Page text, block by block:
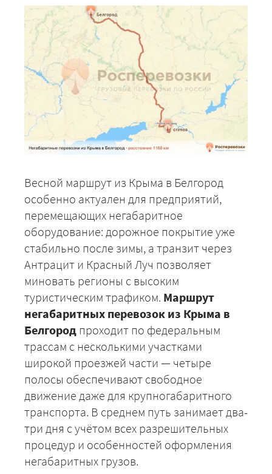
Весной маршрут из Крыма в Белгород
особенно актуален для предприятий,
перемещающих негабаритное
оборудование: дорожное покрытие уже
стабильно после зимы, а транзит через
Антрацит и Красный Луч позволяет
миновать регионы с высоким
туристическим трафиком. Маршрут
негабаритных перевозок из Крыма в
Белгород проходит по федеральным
трассам с несколькими участками
широкой проезжей части — четыре
полосы обеспечивают свободное
движение даже для крупногабаритного
транспорта. В среднем путь занимает два-
три дня с учётом всех разрешительных
процедур и особенностей оформления
негабаритных грузов.+7 (499) 520-05-23